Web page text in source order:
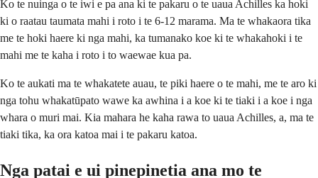
Ko te nuinga o te iwi e pa ana ki te pakaru o te uaua Achilles ka hoki
ki o raatau taumata mahi i roto i te 6-12 marama. Ma te whakaora tika
me te hoki haere ki nga mahi, ka tumanako koe ki te whakahoki i te
mahi me te kaha i roto i to waewae kua pa.
Ko te aukati ma te whakatete auau, te piki haere o te mahi, me te aro ki
nga tohu whakatūpato wawe ka awhina i a koe ki te tiaki i a koe i nga
whara o muri mai. Kia mahara he kaha rawa to uaua Achilles, a, ma te
tiaki tika, ka ora katoa mai i te pakaru katoa.
Nga patai e ui pinepinetia ana mo te